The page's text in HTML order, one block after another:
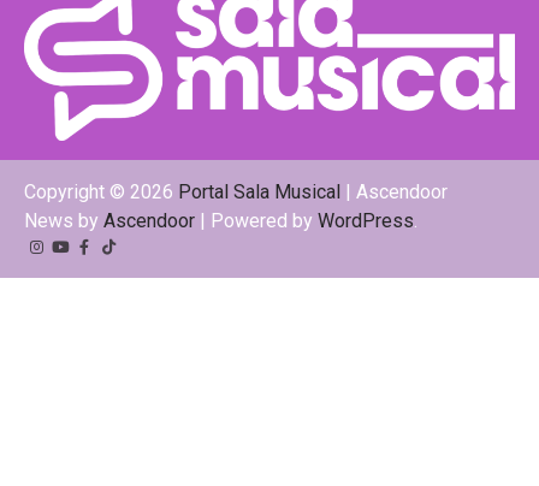
Copyright © 2026 Portal Sala Musical | Ascendoor
News by Ascendoor | Powered by WordPress
Instagram
YouTube
Facebook
Tiktok